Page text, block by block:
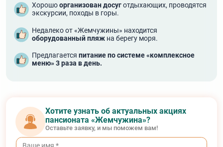
Хорошоорганизован досуготдыхающих, проводятся
экскурсии, походы в горы.
Недалеко от «Жемчужины» находится
оборудованный пляж на берегу моря.
Предлагаетсяпитание по системе «комплексное
меню» 3 раза в день.
Хотите узнать об актуальных акциях
пансионата «Жемчужина»?
Оставьте заявку, и мы поможем вам!